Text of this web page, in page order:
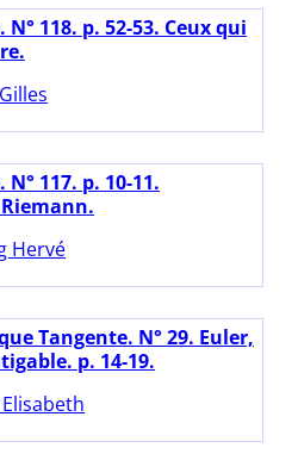
118. p. 52-53. Ceux qui
117. p. 10-11.
Hervé
Tangente. N° 29. Euler,
p. 14-19.